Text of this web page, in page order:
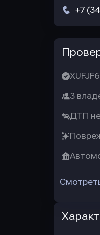
+7
3
ДТП